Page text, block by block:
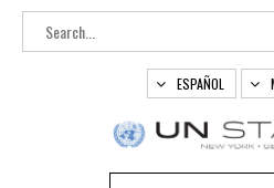
ESPAÑOL